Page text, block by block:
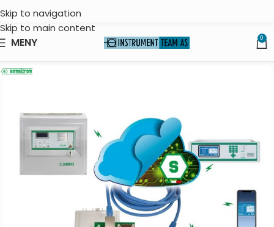
Skip to navigation
Skip to main content
MENY 0